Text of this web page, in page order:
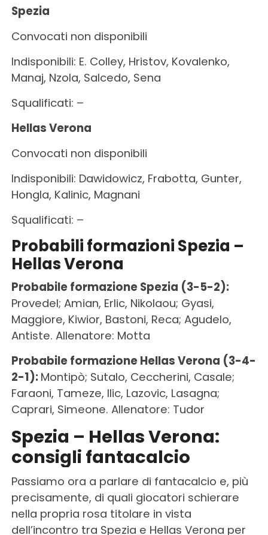
Spezia
Convocati non disponibili
Indisponibili: E. Colley, Hristov, Kovalenko,
Manaj, Nzola, Salcedo, Sena
Squalificati: –
Hellas Verona
Convocati non disponibili
Indisponibili: Dawidowicz, Frabotta, Gunter,
Hongla, Kalinic, Magnani
Squalificati: –
Probabili formazioni Spezia –
Hellas Verona
Probabile formazione Spezia (3-5-2):
Provedel; Amian, Erlic, Nikolaou; Gyasi,
Maggiore, Kiwior, Bastoni, Reca; Agudelo,
Antiste. Allenatore: Motta
Probabile formazione Hellas Verona (3-4-
2-1): Montipò; Sutalo, Ceccherini, Casale;
Faraoni, Tameze, Ilic, Lazovic, Lasagna;
Caprari, Simeone. Allenatore: Tudor
Spezia – Hellas Verona:
consigli fantacalcio
Passiamo ora a parlare di fantacalcio e, più
precisamente, di quali giocatori schierare
nella propria rosa titolare in vista
dell’incontro tra Spezia e Hellas Verona per